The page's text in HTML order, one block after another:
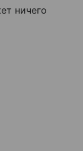
ничего